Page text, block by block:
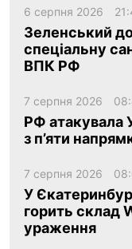
6 серпня 2026
Зеленський
спеціальну
ВПК РФ
7 серпня 2026
РФ атакувала
з п’яти
7 серпня 2026
У
горить склад
ураження